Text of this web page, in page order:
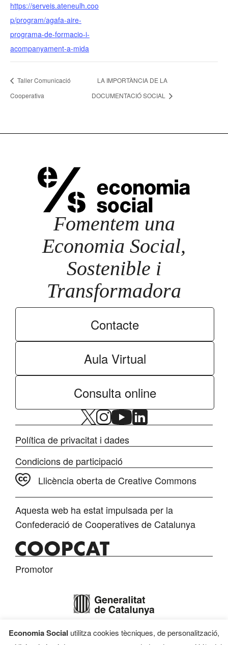
https://serveis.ateneulh.coo
p/program/agafa-aire-
programa-de-formacio-i-
acompanyament-a-mida
Taller Comunicació
Cooperativa
LA IMPORTÀNCIA DE LA
DOCUMENTACIÓ SOCIAL
Fomentem una
Economia Social,
Sostenible i
Transformadora
Contacte
Aula Virtual
Consulta online
Política de privacitat i dades
Condicions de participació
Llicència oberta de Creative Commons
Aquesta web ha estat impulsada per la
Confederació de Cooperatives de Catalunya
Promotor
Finançament
Economia Social utilitza cookies tècniques, de personalització,